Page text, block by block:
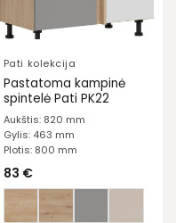
Pati kolekcija
Pastatoma kampinė
spintelė Pati PK22
Aukštis: 820 mm
Gylis: 463 mm
Plotis: 800 mm
83 €